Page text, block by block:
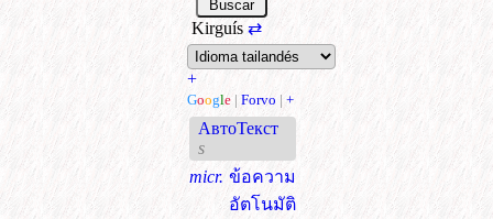
Kirguís ⇄
+
Google | Forvo | +
АвтоТекст
s
micr. ข้อความ
อัตโนมัติ